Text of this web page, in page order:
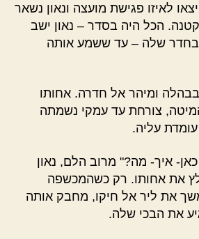
לאיזו פגישת מועצה ונאון נשאר
הכל היה בסדר – נאון ישב
בחדר שלה – עד ששמע אותה
ומיהר אל חדרה. אחותו
צורחת עד עמקי נשמתה
עליה.
איך- מה?" מרוב הלם, נאון
את אחותו. רק כשהמכשפה
את ליר אל חיקו, מחבק אותה
את הבכי שלה.